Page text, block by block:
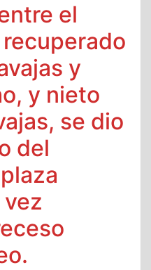
el
y
y nieto
se dio
del